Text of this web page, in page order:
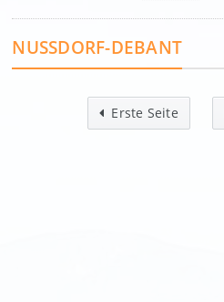
NUSSDORF-DEBANT
Erste Seite